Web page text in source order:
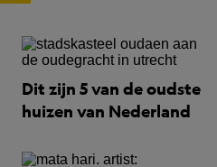
Dit zijn 5 van de oudste
huizen van Nederland